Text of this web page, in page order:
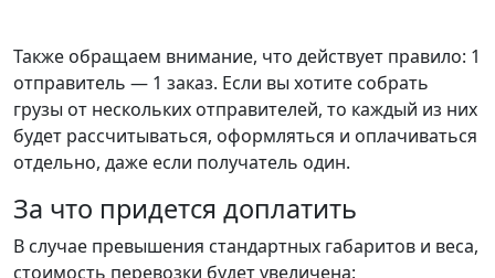
Также обращаем внимание, что действует правило: 1
отправитель — 1 заказ. Если вы хотите собрать
грузы от нескольких отправителей, то каждый из них
будет рассчитываться, оформляться и оплачиваться
отдельно, даже если получатель один.
За что придется доплатить
В случае превышения стандартных габаритов и веса,
стоимость перевозки будет увеличена: